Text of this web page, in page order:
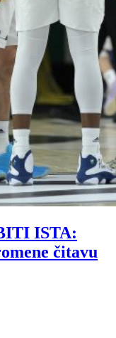
ISTA:
čitavu